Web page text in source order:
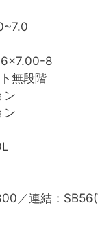
8
無段階
ン
ン
／連結：